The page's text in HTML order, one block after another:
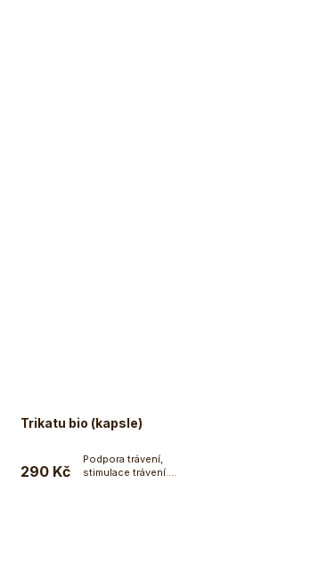
Trikatu bio (kapsle)
290 Kč Do košíku
Podpora trávení,
stimulace trávení.